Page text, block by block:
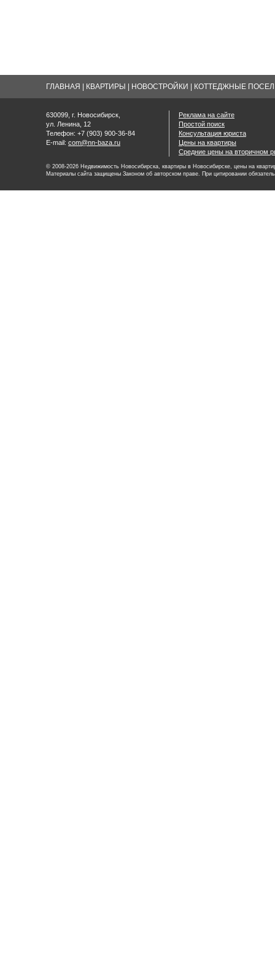
ГЛАВНАЯ КВАРТИРЫ НОВОСТРОЙКИ КОТТЕДЖНЫЕ
630099, г. Новосибирск,
ул. Ленина, 12
Телефон: +7 (903) 900-36-84
E-mail: com@nn-baza.ru
Реклама на сайте
Простой поиск
Консультация юриста
Цены на квартиры
Средние цены на вторичном
© 2008-2026 Недвижимость Новосибирска, квартиры в Новосибирске, цены на
Материалы сайта защищены Законом об авторском праве. При цитировании